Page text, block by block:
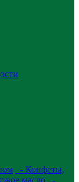
- Конфеты,
масло
-